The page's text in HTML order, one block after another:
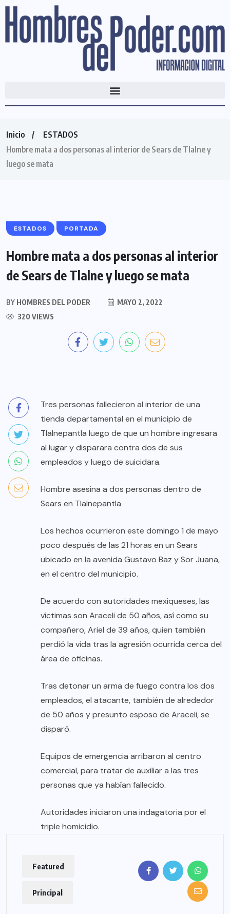
Inicio
ESTADOS
Hombre mata a dos personas al interior de Sears de Tlalne y
luego se mata
ESTADOS PORTADA
Hombre mata a dos personas al interior
de Sears de Tlalne y luego se mata
BY HOMBRES DEL PODER
MAYO 2, 2022
320 VIEWS
Tres personas fallecieron al interior de una
tienda departamental en el municipio de
Tlalnepantla luego de que un hombre ingresara
al lugar y disparara contra dos de sus
empleados y luego de suicidara.
Hombre asesina a dos personas dentro de
Sears en Tlalnepantla
Los hechos ocurrieron este domingo 1 de mayo
poco después de las 21 horas en un Sears
ubicado en la avenida Gustavo Baz y Sor Juana,
en el centro del municipio.
De acuerdo con autoridades mexiqueses, las
víctimas son Araceli de 50 años, así como su
compañero, Ariel de 39 años, quien también
perdió la vida tras la agresión ocurrida cerca del
área de oficinas.
Tras detonar un arma de fuego contra los dos
empleados, el atacante, también de alrededor
de 50 años y presunto esposo de Araceli, se
disparó.
Equipos de emergencia arribaron al centro
comercial, para tratar de auxiliar a las tres
personas que ya habían fallecido.
Autoridades iniciaron una indagatoria por el
triple homicidio.
Featured
Principal